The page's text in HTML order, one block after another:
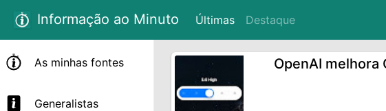
Informação ao Minuto Últimas Destaque
As minhas fontes
Generalistas
OpenAI melhora